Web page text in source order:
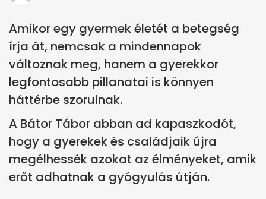
Amikor egy gyermek életét a betegség
írja át, nemcsak a mindennapok
változnak meg, hanem a gyerekkor
legfontosabb pillanatai is könnyen
háttérbe szorulnak.
A Bátor Tábor abban ad kapaszkodót,
hogy a gyerekek és családjaik újra
megélhessék azokat az élményeket, amik
erőt adhatnak a gyógyulás útján.